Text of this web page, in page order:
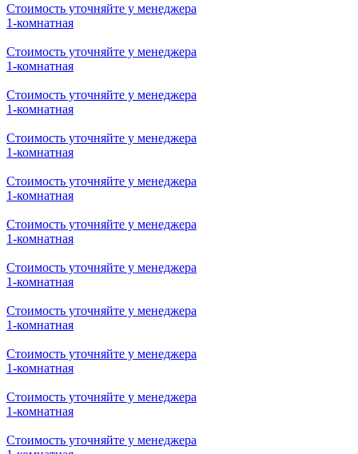
Стоимость уточняйте у менеджера
1-комнатная
Стоимость уточняйте у менеджера
1-комнатная
Стоимость уточняйте у менеджера
1-комнатная
Стоимость уточняйте у менеджера
1-комнатная
Стоимость уточняйте у менеджера
1-комнатная
Стоимость уточняйте у менеджера
1-комнатная
Стоимость уточняйте у менеджера
1-комнатная
Стоимость уточняйте у менеджера
1-комнатная
Стоимость уточняйте у менеджера
1-комнатная
Стоимость уточняйте у менеджера
1-комнатная
Стоимость уточняйте у менеджера